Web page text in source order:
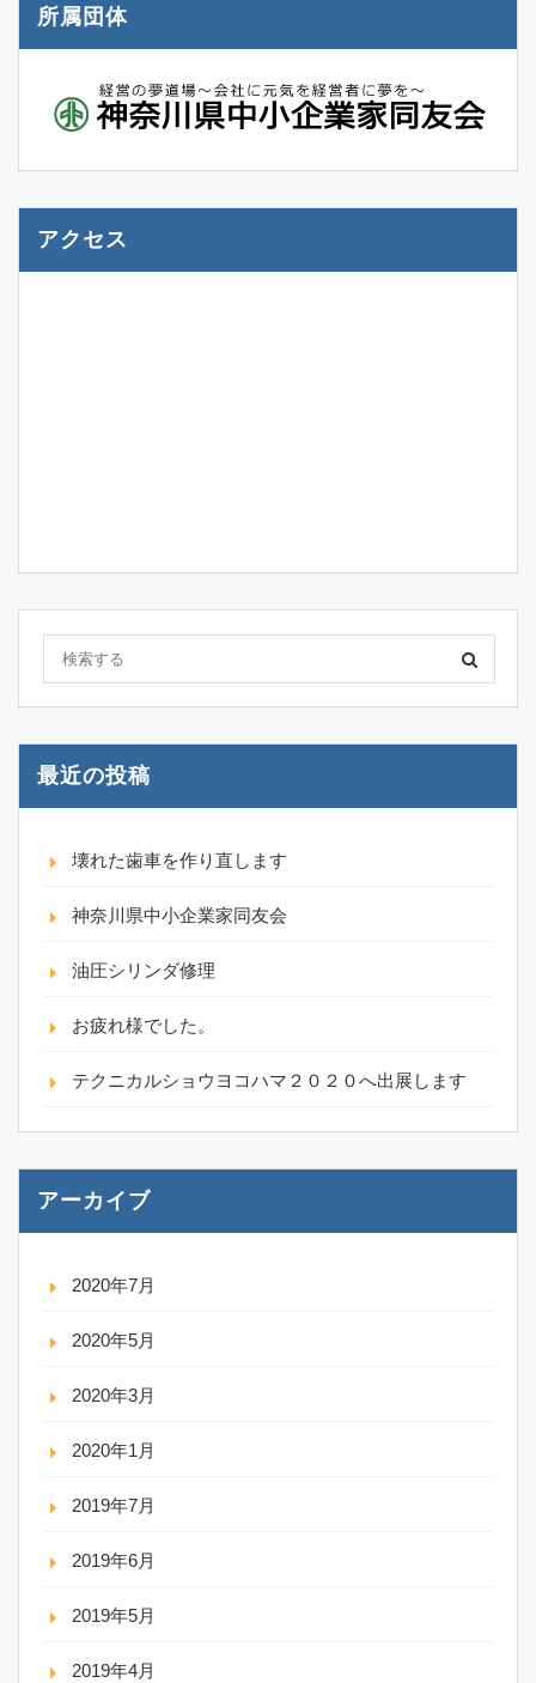
所属団体
アクセス
最近の投稿
壊れた歯車を作り直します
神奈川県中小企業家同友会
油圧シリンダ修理
お疲れ様でした。
テクニカルショウヨコハマ２０２０へ出展します
アーカイブ
2020年7月
2020年5月
2020年3月
2020年1月
2019年7月
2019年6月
2019年5月
2019年4月